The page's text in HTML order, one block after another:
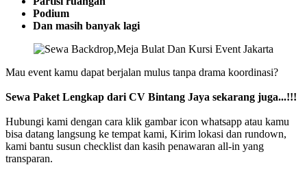
Podium
Dan masih banyak lagi
Mau event kamu dapat berjalan mulus tanpa drama koordinasi?
Sewa Paket Lengkap dari CV Bintang Jaya sekarang juga...!!!
Hubungi kami dengan cara klik gambar icon whatsapp atau kamu
bisa datang langsung ke tempat kami, Kirim lokasi dan rundown,
kami bantu susun checklist dan kasih penawaran all-in yang
transparan.